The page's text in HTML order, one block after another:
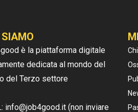
è la piattaforma digitale
dedicata al mondo del
del Terzo settore
info@job4good.it (non inviare